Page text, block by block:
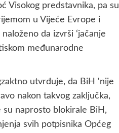
Visokog predstavnika, pa su
u Vijeće Evrope i
da izvrši ‘jačanje
međunarodne
utvrđuje, da BiH ‘nije
nakon takvog zaključka,
su naprosto blokirale BiH,
svih potpisnika Općeg